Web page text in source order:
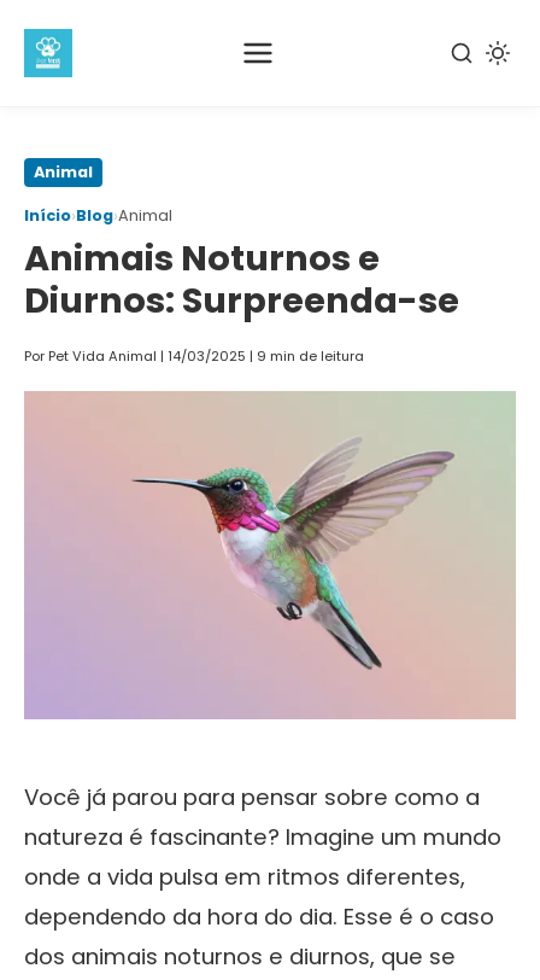
Pular
conteúdo
principal
Animal
Início›Blog›Animal
Animais Noturnos e
Diurnos: Surpreenda-se
Por Pet Vida Animal | 14/03/2025 | 9 min de leitura
Você já parou para pensar sobre como a
natureza é fascinante? Imagine um mundo
onde a vida pulsa em ritmos diferentes,
dependendo da hora do dia. Esse é o caso
dos animais noturnos e diurnos, que se